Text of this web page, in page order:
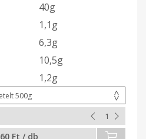
40g
1,1g
6,3g
10,5g
1,2g
Ft / db